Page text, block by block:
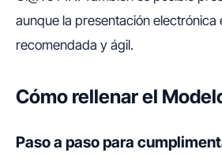
aunque la presentación electrónica
recomendada y ágil.
Cómo rellenar el
Paso a paso para